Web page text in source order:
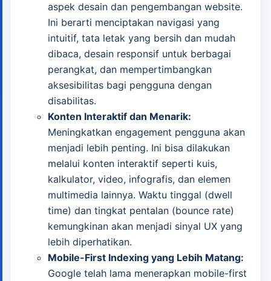
aspek desain dan pengembangan website.
Ini berarti menciptakan navigasi yang
intuitif, tata letak yang bersih dan mudah
dibaca, desain responsif untuk berbagai
perangkat, dan mempertimbangkan
aksesibilitas bagi pengguna dengan
disabilitas.
Konten Interaktif dan Menarik:
Meningkatkan engagement pengguna akan
menjadi lebih penting. Ini bisa dilakukan
melalui konten interaktif seperti kuis,
kalkulator, video, infografis, dan elemen
multimedia lainnya. Waktu tinggal (dwell
time) dan tingkat pentalan (bounce rate)
kemungkinan akan menjadi sinyal UX yang
lebih diperhatikan.
Mobile-First Indexing yang Lebih Matang:
Google telah lama menerapkan mobile-first